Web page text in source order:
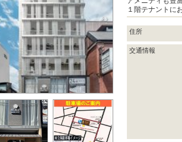
１階テナントに
住所
交通情報